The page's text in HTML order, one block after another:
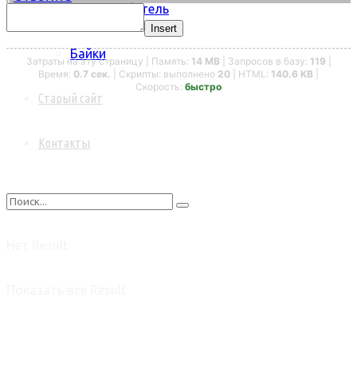
Фото.Любитель
Байки
Старый сайт
Контакты
Insert
Затраты на эту страницу | Память: 14 MB | Запросов в базу: 119
Время: 0.7 сек. | Скрипты: выполнено 20 | HTML: 140.6 KB
Скорость: быстро